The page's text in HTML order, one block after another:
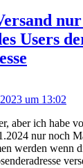
Users
um 13:02
aber ich habe
nur noch
werden wenn